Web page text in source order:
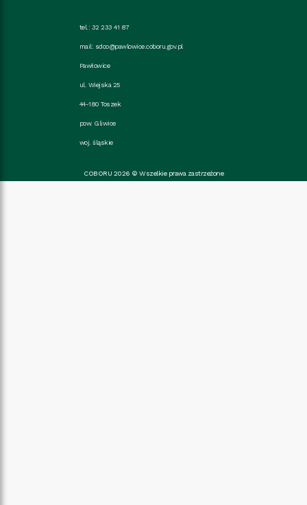
tel.: 32 233 41 87
mail: sdoo@pawlowice.coboru.gov.pl
Pawłowice
ul. Wiejska 25
44-180 Toszek
pow. Gliwice
woj. śląskie
COBORU 2026 © Wszelkie prawa zastrzeżone